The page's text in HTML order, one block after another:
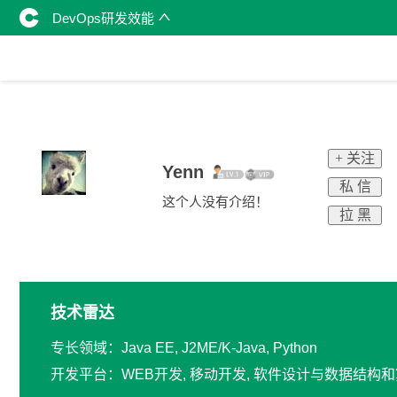
DevOps研发效能
Yenn
这个人没有介绍！
+ 关注
私 信
拉 黑
技术雷达
专长领域：Java EE, J2ME/K-Java, Python
开发平台：WEB开发, 移动开发, 软件设计与数据结构